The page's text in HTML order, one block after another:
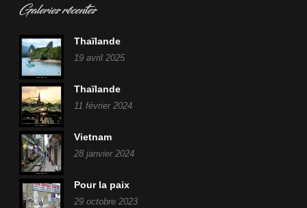
Galeries récentes
Thaïlande
19 avril 2025
Thaïlande
11 février 2024
Vietnam
28 janvier 2024
Pour la paix
29 octobre 2023